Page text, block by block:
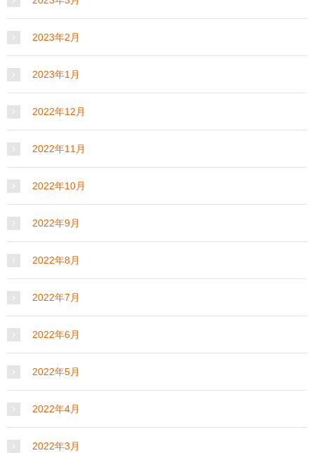
2023年2月
2023年1月
2022年12月
2022年11月
2022年10月
2022年9月
2022年8月
2022年7月
2022年6月
2022年5月
2022年4月
2022年3月